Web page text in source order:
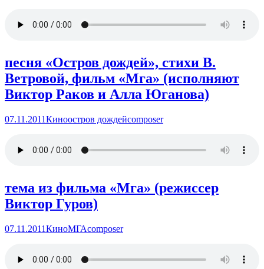
песня «Остров дождей», стихи В.
Ветровой, фильм «Мга» (исполняют
Виктор Раков и Алла Юганова)
07.11.2011Киноостров дождейcomposer
тема из фильма «Мга» (режиссер
Виктор Гуров)
07.11.2011КиноМГАcomposer